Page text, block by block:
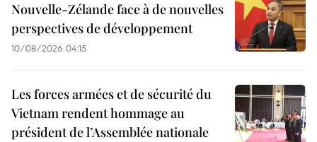
Nouvelle-Zélande face à de nouvelles
perspectives de développement
10/08/2026 04:15
Les forces armées et de sécurité du
Vietnam rendent hommage au
président de l’Assemblée nationale